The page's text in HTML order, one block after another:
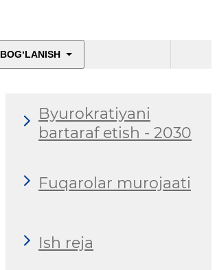
BOG‘LANISH
Byurokratiyani
bartaraf etish - 2030
Fuqarolar murojaati
Ish reja